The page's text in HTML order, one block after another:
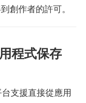
創作者的許可。
程式保存
支援直接從應用